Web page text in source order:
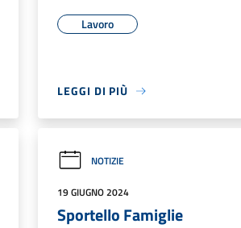
Lavoro
LEGGI DI PIÙ
NOTIZIE
19 GIUGNO 2024
Sportello Famiglie